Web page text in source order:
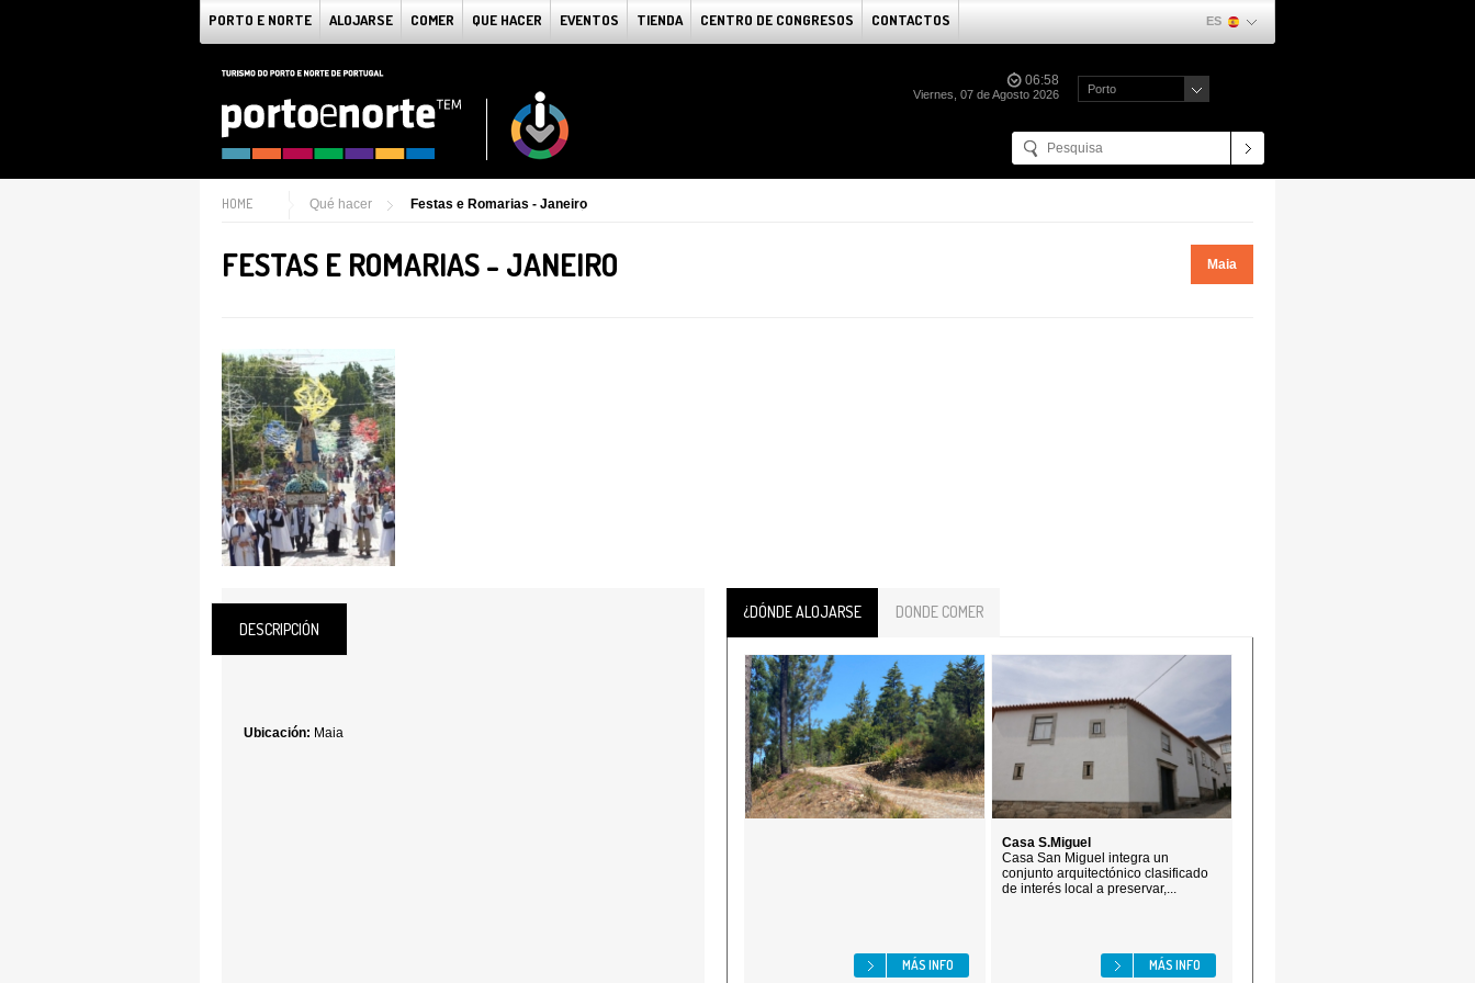
PORTO E NORTE ALOJARSE COMER QUE HACER EVENTOS TIENDA CENTRO DE CONGRESOS CONTACTOS ES
06:58
Viernes, 07 de Agosto 2026 Porto
HOME Qué hacer Festas e Romarias - Janeiro
FESTAS E ROMARIAS - JANEIRO Maia
DESCRIPCIÓN
Ubicación: Maia
¿DÓNDE ALOJARSE DONDE COMER
MÁS INFO
Casa S.Miguel
Casa San Miguel integra un
conjunto arquitectónico clasificado
de interés local a preservar,...
MÁS INFO